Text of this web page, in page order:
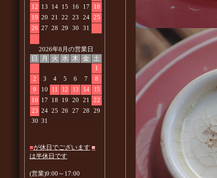
12 13 14 15 16 17
18
19 20 21 22 23 24 25
26 27 28 29 30 31
2026年8月の営業日
日
月 火 水 木 金
土
1
2
3 4 5 6 7
8
9
10 11 12 13 14 15
16 17 18 19 20 21 22
23 24 25 26 27 28 29
30 31
■が休日でございます ■
は半休日です
(営業)9:00～17:00